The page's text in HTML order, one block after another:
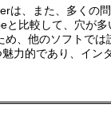
、また、多くの
比較して、穴が
、他のソフトで
力的であり、イン